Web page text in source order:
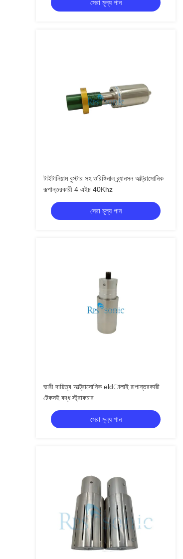
সেরা মূল্য পান
টাইটানিয়াম বুস্টার সহ ওরিঙ্গিনাল ব্র্যানসন আল্ট্রাসোনিক
রূপান্তরকারী 4 এইচ 40Khz
সেরা মূল্য পান
ভারী দায়িত্ব আল্ট্রাসোনিক eldালাই রূপান্তরকারী
টেকসই বদ্ধ স্ট্রাকচার
সেরা মূল্য পান